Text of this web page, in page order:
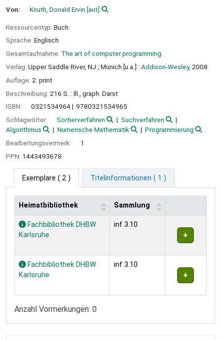
Von: Knuth, Donald Ervin [aut]
Ressourcentyp: Buch
Sprache: Englisch
Gesamtaufnahme: The art of computer programming.
Verlag: Upper Saddle River, NJ ; Munich [u.a.] : Addison-Wesley, 2008
Auflage: 2. print
Beschreibung: 216 S. : Ill., graph. Darst
ISBN:
0321534964
9780321534965
Schlagwörter:
Sortierverfahren
Suchverfahren
Algorithmus
Numerische Mathematik
Programmierung
Bearbeitungsvermerk:
1
PPN: 1443493678
Exemplare ( 2 ) Titelinformationen ( 1 )
Exemplare
Heimatbibliothek Sammlung
Fachbibliothek DHBW
Karlsruhe
inf 3.10
Fachbibliothek DHBW
Karlsruhe
inf 3.10
Anzahl Vormerkungen: 0